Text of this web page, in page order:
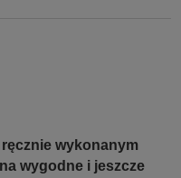
wykonanym
wygodne i jeszcze